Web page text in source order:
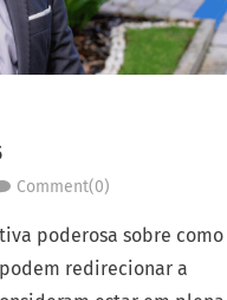
Comment(0)
poderosa sobre como
redirecionar a